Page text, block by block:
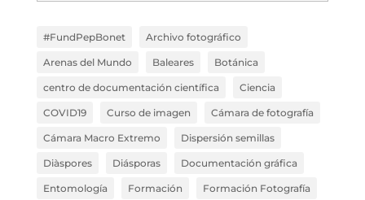
#FundPepBonet Archivo fotográfico
Arenas del Mundo Baleares Botánica
centro de documentación científica Ciencia
COVID19 Curso de imagen Cámara de fotografía
Cámara Macro Extremo Dispersión semillas
Diàspores Diásporas Documentación gráfica
Entomología Formación Formación Fotografía